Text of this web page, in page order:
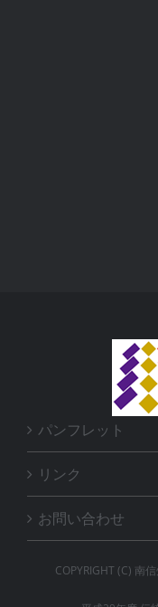
パンフレット
リンク
お問い合わせ
COPYRIGHT (C) 南